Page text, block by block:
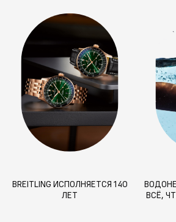
BREITLING ИСПОЛНЯЕТСЯ 140
ЛЕТ
ВСЁ,